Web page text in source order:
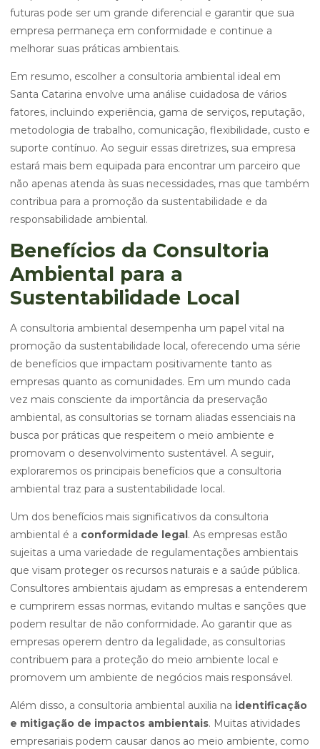
futuras pode ser um grande diferencial e garantir que sua
empresa permaneça em conformidade e continue a
melhorar suas práticas ambientais.
Em resumo, escolher a consultoria ambiental ideal em
Santa Catarina envolve uma análise cuidadosa de vários
fatores, incluindo experiência, gama de serviços, reputação,
metodologia de trabalho, comunicação, flexibilidade, custo e
suporte contínuo. Ao seguir essas diretrizes, sua empresa
estará mais bem equipada para encontrar um parceiro que
não apenas atenda às suas necessidades, mas que também
contribua para a promoção da sustentabilidade e da
responsabilidade ambiental.
Benefícios da Consultoria
Ambiental para a
Sustentabilidade Local
A consultoria ambiental desempenha um papel vital na
promoção da sustentabilidade local, oferecendo uma série
de benefícios que impactam positivamente tanto as
empresas quanto as comunidades. Em um mundo cada
vez mais consciente da importância da preservação
ambiental, as consultorias se tornam aliadas essenciais na
busca por práticas que respeitem o meio ambiente e
promovam o desenvolvimento sustentável. A seguir,
exploraremos os principais benefícios que a consultoria
ambiental traz para a sustentabilidade local.
Um dos benefícios mais significativos da consultoria
ambiental é a conformidade legal. As empresas estão
sujeitas a uma variedade de regulamentações ambientais
que visam proteger os recursos naturais e a saúde pública.
Consultores ambientais ajudam as empresas a entenderem
e cumprirem essas normas, evitando multas e sanções que
podem resultar de não conformidade. Ao garantir que as
empresas operem dentro da legalidade, as consultorias
contribuem para a proteção do meio ambiente local e
promovem um ambiente de negócios mais responsável.
Além disso, a consultoria ambiental auxilia na identificação
e mitigação de impactos ambientais. Muitas atividades
empresariais podem causar danos ao meio ambiente, como